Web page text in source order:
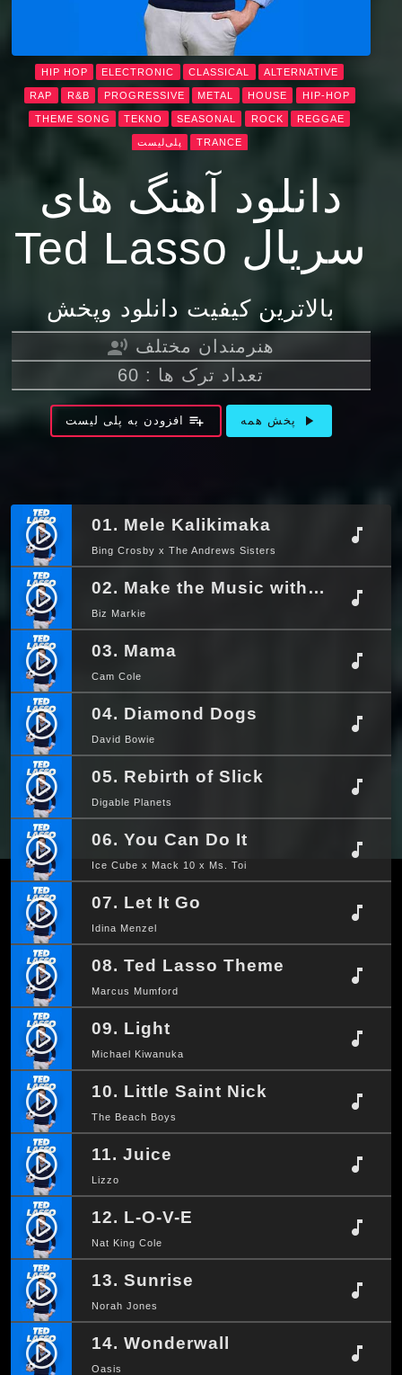
ALTERNATIVE
CLASSICAL
ELECTRONIC
HIP HOP
HIP-HOP
HOUSE
METAL
PROGRESSIVE
R&B
RAP
REGGAE
ROCK
SEASONAL
TEKNO
THEME SONG
TRANCE پلی‌لیست
دانلود آهنگ های
سریال Ted Lasso
بالاترین کیفیت دانلود وپخش
record_voice_over هنرمندان مختلف
تعداد ترک ها : 60
play_arrow پخش همه playlist_add افزودن به پلی لیست
play_circle_filled 01. Mele Kalikimaka
Bing Crosby x The Andrews Sisters
music_note
play_circle_filled 02. Make the Music with Your Mouth
Biz Markie
music_note
play_circle_filled 03. Mama
Cam Cole
music_note
play_circle_filled 04. Diamond Dogs
David Bowie
music_note
play_circle_filled 05. Rebirth of Slick
Digable Planets
music_note
play_circle_filled 06. You Can Do It
Ice Cube x Mack 10 x Ms. Toi
music_note
play_circle_filled 07. Let It Go
Idina Menzel
music_note
play_circle_filled 08. Ted Lasso Theme
Marcus Mumford
music_note
play_circle_filled 09. Light
Michael Kiwanuka
music_note
play_circle_filled 10. Little Saint Nick
The Beach Boys
music_note
play_circle_filled 11. Juice
Lizzo
music_note
play_circle_filled 12. L-O-V-E
Nat King Cole
music_note
play_circle_filled 13. Sunrise
Norah Jones
music_note
play_circle_filled 14. Wonderwall
Oasis
music_note